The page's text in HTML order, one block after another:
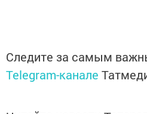
Следите за самым
Telegram-канале